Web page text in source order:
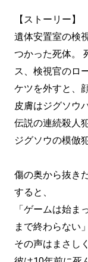
【ストーリー】
遺体安置室の検
つかった死体。
ス、検視官のロ
ケツを外すと、
皮膚はジグソウ
伝説の連続殺人
ジグソウの模倣
傷の奥から抜き
すると、
「ゲームは始ま
まで終わらない」
その声はまさし